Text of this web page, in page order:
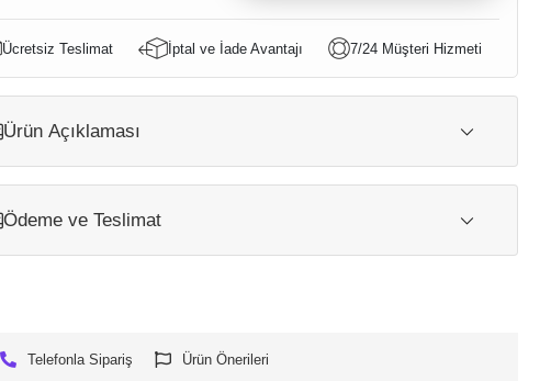
Ücretsiz Teslimat İptal ve İade Avantajı 7/24 Müşteri Hizmeti
Ürün Açıklaması
Ödeme ve Teslimat
Telefonla Sipariş Ürün Önerileri